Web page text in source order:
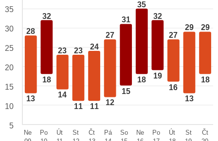
28
13
32
18
23
14
23
11
24
11
27
12
31
15
35
18
32
19
27
16
29
13
29
18
35
30
25
20
15
10
5
Ne
Po
Út
St
Čt
Pá
So
Ne
Po
Út
St
Čt